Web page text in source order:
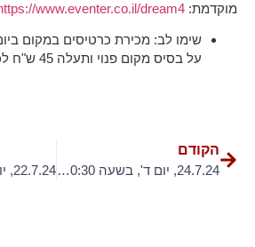
מוקדמת: www.eventer.co.il/dream4
שימו לב: מכירת כרטיסים במקום
על בסיס מקום פנוי ותעלה 45 ש"ח לכרטיס!
הקודם
24.7.24, יום ד', בשעה 20:30 – "מחזה חלום"